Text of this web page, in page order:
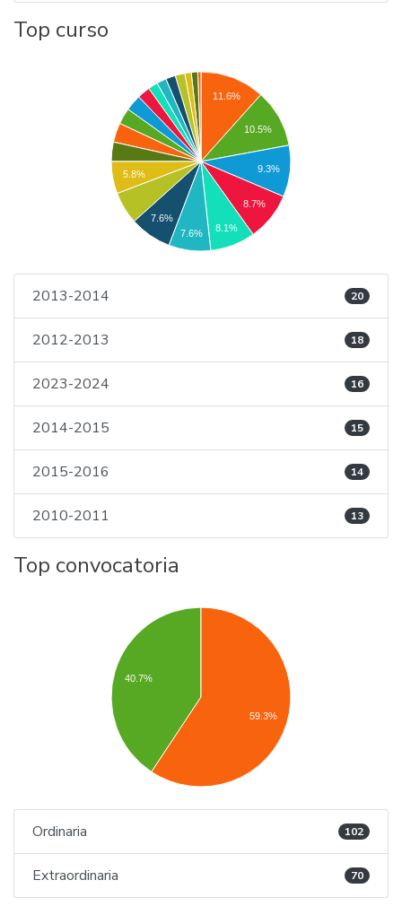
Top curso
11.6%
10.5%
9.3%
8.7%
8.1%
5.8%
7.6%
7.6%
2013-2014 20
2012-2013 18
2023-2024 16
2014-2015 15
2015-2016 14
2010-2011 13
Top convocatoria
40.7%
59.3%
Ordinaria 102
Extraordinaria 70